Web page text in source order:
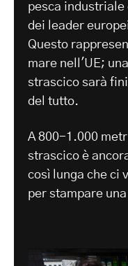
pesca
dei leader
Questo
mare nell'UE;
strascico sarà
del tutto.
A 800-1.000
strascico è
così lunga che ci
per stampare